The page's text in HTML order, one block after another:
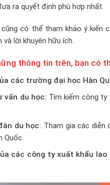
ra quyết định phù hợp nhất.
cũng có thể tham khảo ý kiến
và lời khuyên hữu ích.
thông tin trên, bạn có
các trường đại học Hàn
vấn du học: Tìm kiếm công
du học: Tham gia các diễn
Quốc.
các công ty xuất khẩu lao